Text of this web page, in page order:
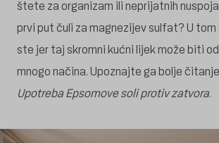
štete za organizam ili neprijatnih
prvi put čuli za magnezijev sulfat? U
ste jer taj skromni kućni lijek može biti
mnogo načina. Upoznajte ga bolje
Upotreba Epsomove soli protiv zatvora.